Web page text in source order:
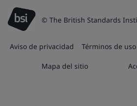
© The British Standards
Aviso de privacidad Términos de uso
Mapa del sitio